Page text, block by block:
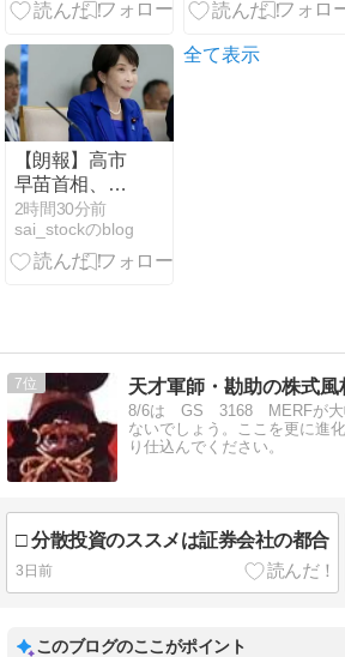
川政七商店 和
＆おやつ/義弟
【朗報】高市
早苗首相、
3000万の公用
車でタバコを
吸うのが至福
2時間30分前
sai_stockのblog
全て表示
7 天才軍師・勘助の株式風
8/6は GS 3168 MERFが大
ないでしょう。ここを更に進
り仕込んでください。
□ 分散投資のススメは証券会社の都合
3日前
このブログのここがポイント